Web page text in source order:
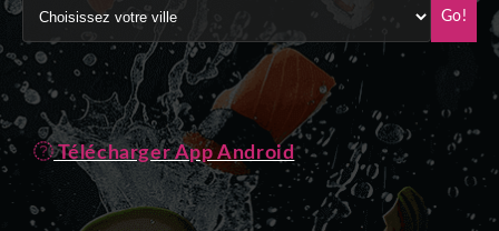
Go!
Télécharger App Android